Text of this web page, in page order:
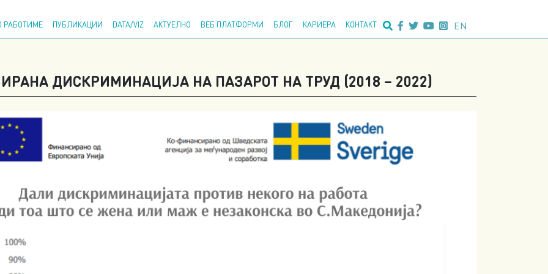
РАБОТИМЕ ПУБЛИКАЦИИ DATA/VIZ АКТУЕЛНО ВЕБ ПЛАТФОРМИ БЛОГ КАРИЕРА КОНТАКТ EN
ДИСКРИМИНАЦИЈА НА ПАЗАРОТ НА ТРУД (2018 – 2022)